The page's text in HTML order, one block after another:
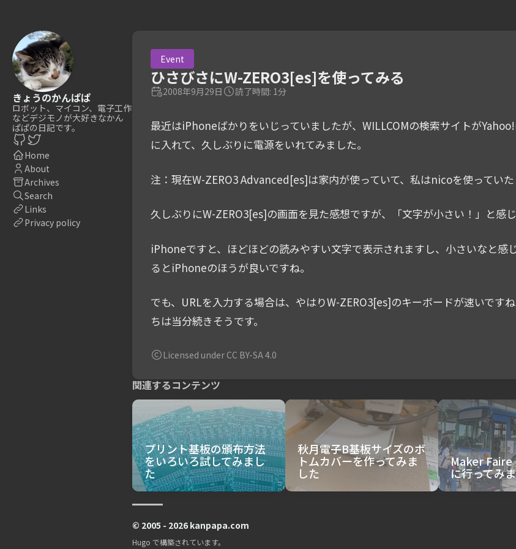
きょうのかんぱぱ
ロボット、マイコン、電子工作
などデジモノが大好きなかん
ぱぱの日記です。
Home
About
Archives
Search
Links
Privacy policy
Event
ひさびさにW-ZERO3[es]を使ってみる
2008年9月29日 読了時間: 1分
最近はiPhoneばかりをいじっていましたが、WILLCOMの検索サイトが
に入れて、久しぶりに電源をいれてみました。
注：現在W-ZERO3 Advanced[es]は家内が使っていて、私はnicoを使っていた
久しぶりにW-ZERO3[es]の画面を見た感想ですが、「文字が小さい！」と感じ
iPhoneですと、ほどほどの読みやすい文字で表示されますし、小さいなと
るとiPhoneのほうが良いですね。
でも、URLを入力する場合は、やはりW-ZERO3[es]のキーボードが速いです
ちは当分続きそうです。
Licensed under CC BY-SA 4.0
関連するコンテンツ
プリント基板の頒布方法
をいろいろ試してみまし
た
秋月電子B基板サイズのボ
トムカバーを作ってみま
した
Maker Faire
に行ってみ
© 2005 - 2026 kanpapa.com
Hugo で構築されています。